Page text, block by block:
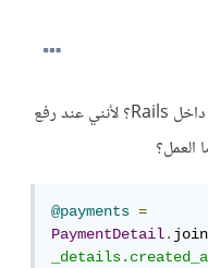
كيف أتمكن من تحويل كود السطر بـSQL داخل Rails؟ لأنني عند رفع
@payments
=
PaymentDetail.